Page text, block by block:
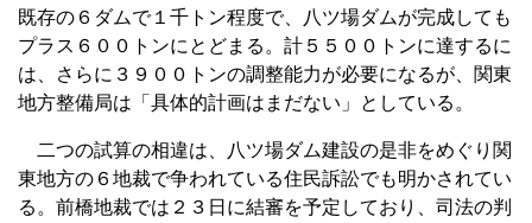
既存の６ダムで１千トン程度で、八ツ場ダムが完成しても
プラス６００トンにとどまる。計５５００トンに達するに
は、さらに３９００トンの調整能力が必要になるが、関東
地方整備局は「具体的計画はまだない」としている。
二つの試算の相違は、八ツ場ダム建設の是非をめぐり関
東地方の６地裁で争われている住民訴訟でも明かされてい
る。前橋地裁では２３日に結審を予定しており、司法の判